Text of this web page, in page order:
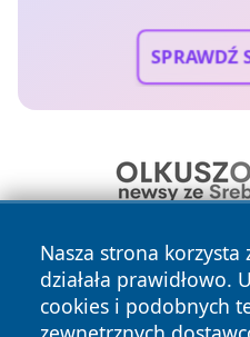
SPRAWDŹ
Nasza strona
działała prawidłowo.
cookies i podobnych